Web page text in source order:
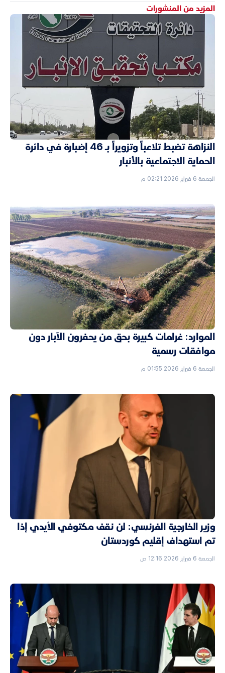
المزيد من المنشورات
النزاهة تضبط تلاعباً وتزويراً بـ 46 إضبارة في دائرة
الحماية الاجتماعية بالأنبار
الجمعة 6 فبراير 2026 02:21 م
الموارد: غرامات كبيرة بحق من يحفرون الآبار دون
موافقات رسمية
الجمعة 6 فبراير 2026 01:55 م
وزير الخارجية الفرنسي: لن نقف مكتوفي الأيدي إذا
تم استهداف إقليم كوردستان
الجمعة 6 فبراير 2026 12:16 ص